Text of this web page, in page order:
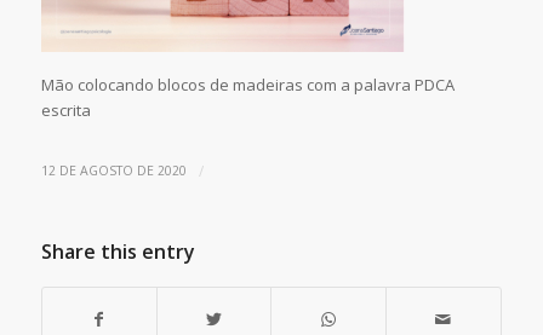
Mão colocando blocos de madeiras com a palavra PDCA
escrita
12 DE AGOSTO DE 2020 /
Share this entry